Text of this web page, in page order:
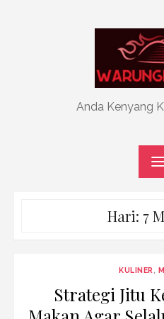
Anda Kenyang
Hari: 7
KULINER ,
Strategi Jitu